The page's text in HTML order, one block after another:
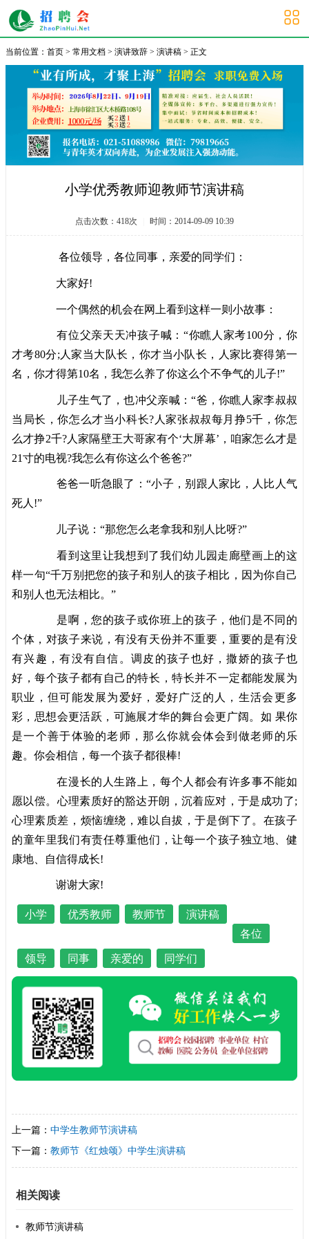
大学生招聘会
当前位置： 首页 > 常用文档 > 演讲致辞 > 演讲稿 > 正文
小学优秀教师迎教师节演讲稿
点击次数： 418次 时间：2014-09-09 10:39
各位领导，各位同事，亲爱的同学们：
大家好!
一个偶然的机会在网上看到这样一则小故事：
有位父亲天天冲孩子喊：“你瞧人家考100分，你
才考80分;人家当大队长，你才当小队长，人家比赛得第一
名，你才得第10名，我怎么养了你这么个不争气的儿子!”
儿子生气了，也冲父亲喊：“爸，你瞧人家李叔叔
当局长，你怎么才当小科长?人家张叔叔每月挣5千，你怎
么才挣2千?人家隔壁王大哥家有个‘大屏幕’，咱家怎么才是
21寸的电视?我怎么有你这么个爸爸?”
爸爸一听急眼了：“小子，别跟人家比，人比人气
死人!”
儿子说：“那您怎么老拿我和别人比呀?”
看到这里让我想到了我们幼儿园走廊壁画上的这
样一句“千万别把您的孩子和别人的孩子相比，因为你自己
和别人也无法相比。”
是啊，您的孩子或你班上的孩子，他们是不同的
个体，对孩子来说，有没有天份并不重要，重要的是有没
有兴趣，有没有自信。调皮的孩子也好，撒娇的孩子也
好，每个孩子都有自己的特长，特长并不一定都能发展为
职业，但可能发展为爱好，爱好广泛的人，生活会更多
彩，思想会更活跃，可施展才华的舞台会更广阔。如 果你
是一个善于体验的老师，那么你就会体会到做老师的乐
趣。你会相信，每一个孩子都很棒!
在漫长的人生路上，每个人都会有许多事不能如
愿以偿。心理素质好的豁达开朗，沉着应对，于是成功了;
心理素质差，烦恼缠绕，难以自拔，于是倒下了。在孩子
的童年里我们有责任尊重他们，让每一个孩子独立地、健
康地、自信得成长!
谢谢大家!
小学 优秀教师 教师节
演讲稿
各位
领导 同事 亲爱的 同学们
上一篇： 中学生教师节演讲稿
下一篇： 教师节《红烛颂》中学生演讲稿
相关阅读
教师节演讲稿